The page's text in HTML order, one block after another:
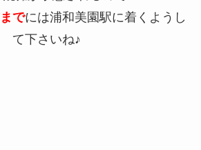
でには浦和美園駅に着くようし
て下さいね♪